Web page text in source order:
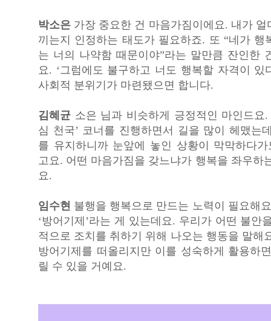
박소은 가장 중요한 건 마음가짐이에요. 내가 얼
끼는지 인정하는 태도가 필요하죠. 또 “네가 행
는 너의 나약함 때문이야”라는 말만큼 잔인한
요. ‘그럼에도 불구하고 너도 행복할 자격이 있
사회적 분위기가 마련됐으면 합니다.
김혜균 소은 님과 비슷하게 긍정적인 마인드요
심 천국’ 코너를 진행하면서 길을 많이 헤맸는
를 유지하니까 눈앞에 놓인 상황이 막막하다
고요. 어떤 마음가짐을 갖느냐가 행복을 좌우하
요.
임수현 불행을 행복으로 만드는 노력이 필요해
‘방어기제’라는 게 있는데요. 우리가 어떤 불안
적으로 조치를 취하기 위해 나오는 행동을 말해
방어기제를 떠올리지만 이를 성숙하게 활용하
릴 수 있을 거예요.